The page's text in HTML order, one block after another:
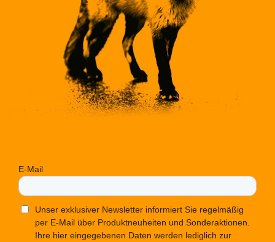
E-Mail
Unser exklusiver Newsletter informiert Sie regelmäßig
per E-Mail über Produktneuheiten und Sonderaktionen.
Ihre hier eingegebenen Daten werden lediglich zur